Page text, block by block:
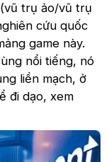
trụ ảo/vũ trụ
cứu quốc
game này.
nổi tiếng, nó
liền mạch, ở
đi dạo, xem